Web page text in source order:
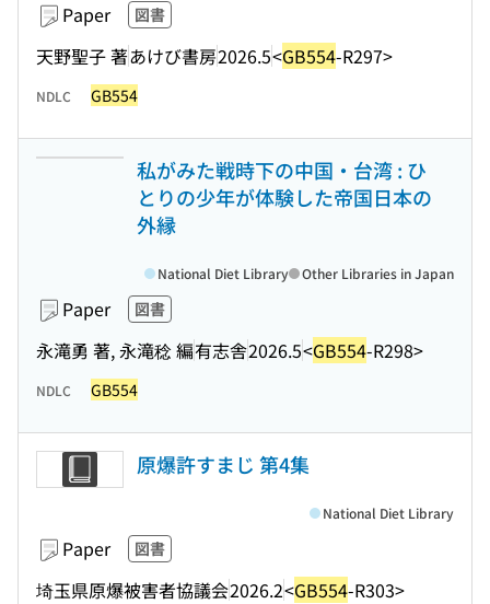
Paper 図書
天野聖子 著あけび書房2026.5<GB554-R297>
NDLC GB554
私がみた戦時下の中国・台湾 : ひ
とりの少年が体験した帝国日本の
外縁
Paper 図書
永滝勇 著, 永滝稔 編有志舎2026.5<GB554-R298>
National Diet Library Other Libraries in Japan
NDLC GB554
原爆許すまじ 第4集
Paper 図書
埼玉県原爆被害者協議会2026.2<GB554-R303>
National Diet Library